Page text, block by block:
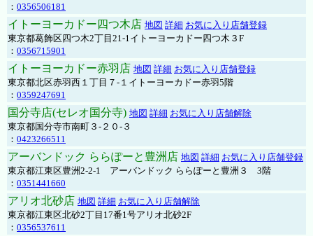
： 0356506181
イトーヨーカドー四つ木店 地図 詳細 お気に入り店舗登録
東京都葛飾区四つ木2丁目21-1イトーヨーカドー四つ木３F
： 0356715901
イトーヨーカドー赤羽店 地図 詳細 お気に入り店舗登録
東京都北区赤羽西１丁目７-１イトーヨーカドー赤羽5階
： 0359247691
国分寺店(セレオ国分寺) 地図 詳細 お気に入り店舗解除
東京都国分寺市南町３-２０-３
： 0423266511
アーバンドック ららぽーと豊洲店 地図 詳細 お気に入り店舗登録
東京都江東区豊洲2-2-1 アーバンドック ららぽーと豊洲３ 3階
： 0351441660
アリオ北砂店 地図 詳細 お気に入り店舗解除
東京都江東区北砂2丁目17番1号アリオ北砂2F
： 0356537611